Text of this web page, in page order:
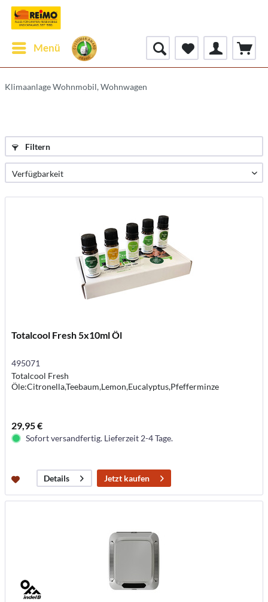
Menü
Klimaanlage Wohnmobil, Wohnwagen
Filtern
Totalcool Fresh 5x10ml Öl
495071
Totalcool Fresh
Öle:Citronella,Teebaum,Lemon,Eucalyptus,Pfefferminze
29,95 €
Sofort versandfertig. Lieferzeit 2-4 Tage.
Details Jetzt kaufen